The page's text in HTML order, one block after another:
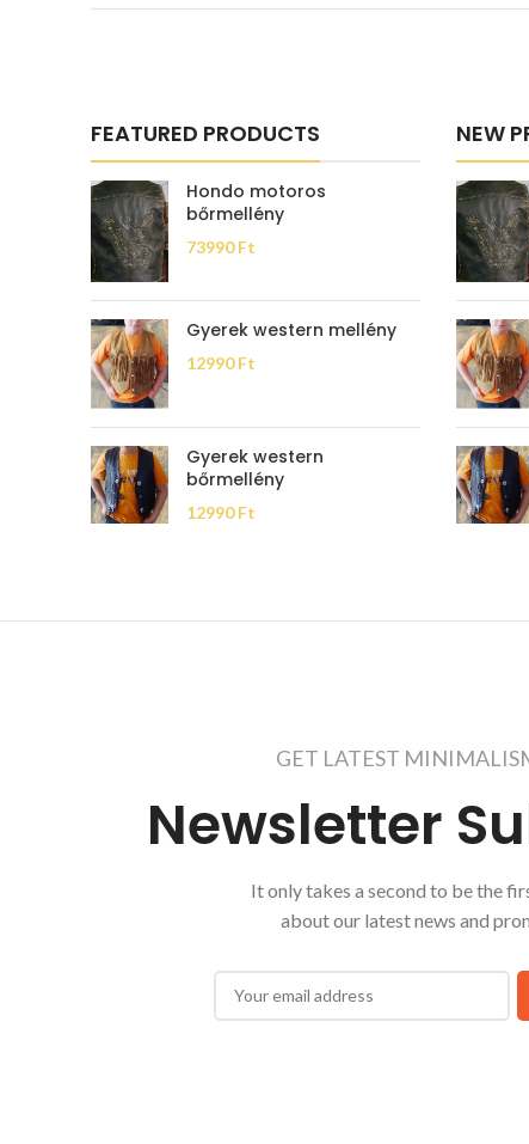
FEATURED PRODUCTS
Hondo motoros
bőrmellény
73990Ft
Gyerek western mellény
12990Ft
Gyerek western
bőrmellény
12990Ft
NEW
GET LATEST
Newsletter
It only takes a second to be the
about our latest news and